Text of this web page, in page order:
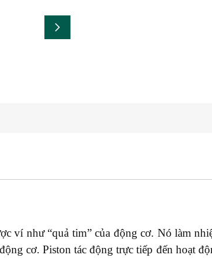
ví như “quả tim” của động cơ. Nó làm
cơ. Piston tác động trực tiếp đến hoạt